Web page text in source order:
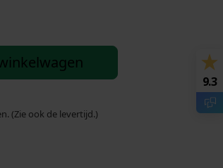
(Zie ook de levertijd.)
9.3